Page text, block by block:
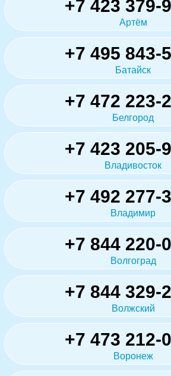
+7 423 379-
Артём
+7 495 843-
Батайск
+7 472 223-
Белгород
+7 423 205-
Владивосток
+7 492 277-
Владимир
+7 844 220-
Волгоград
+7 844 329-
Волжский
+7 473 212-
Воронеж